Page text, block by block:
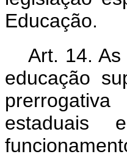
Educação.
Art. 14.
educação
estaduais